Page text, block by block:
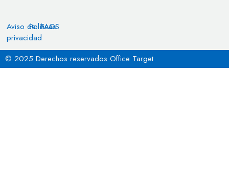
Aviso de
privacidad
Políticas
FAQS
© 2025 Derechos reservados Office Target